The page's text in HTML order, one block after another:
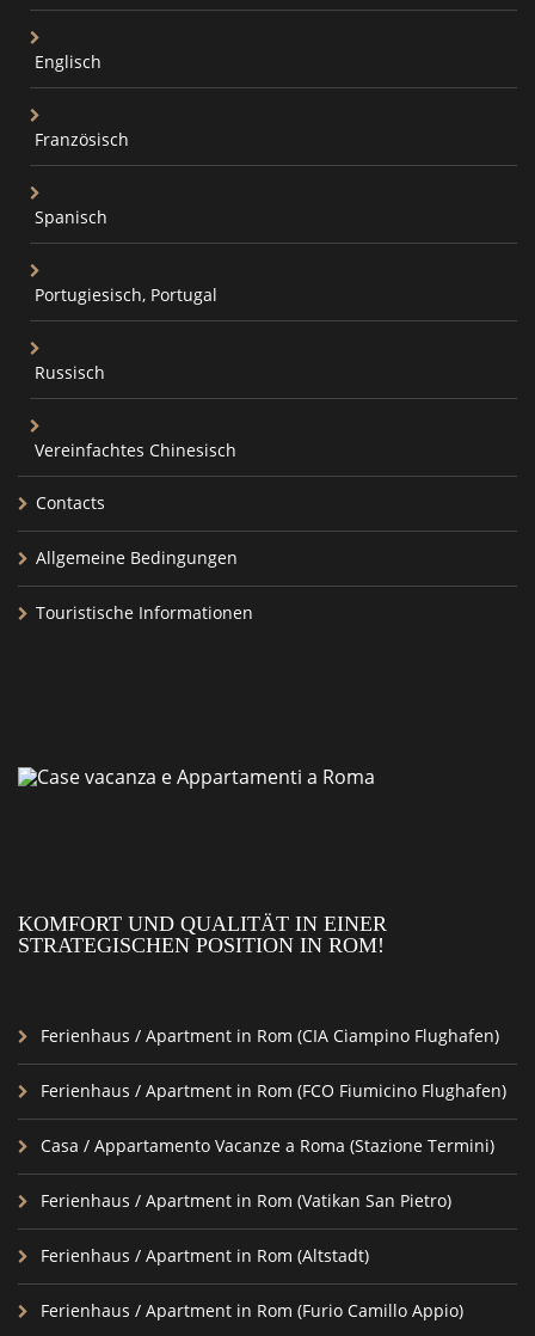
Englisch
Französisch
Spanisch
Portugiesisch, Portugal
Russisch
Vereinfachtes Chinesisch
Contacts
Allgemeine Bedingungen
Touristische Informationen
KOMFORT UND QUALITÄT IN EINER
STRATEGISCHEN POSITION IN ROM!
Ferienhaus / Apartment in Rom (CIA Ciampino Flughafen)
Ferienhaus / Apartment in Rom (FCO Fiumicino Flughafen)
Casa / Appartamento Vacanze a Roma (Stazione Termini)
Ferienhaus / Apartment in Rom (Vatikan San Pietro)
Ferienhaus / Apartment in Rom (Altstadt)
Ferienhaus / Apartment in Rom (Furio Camillo Appio)